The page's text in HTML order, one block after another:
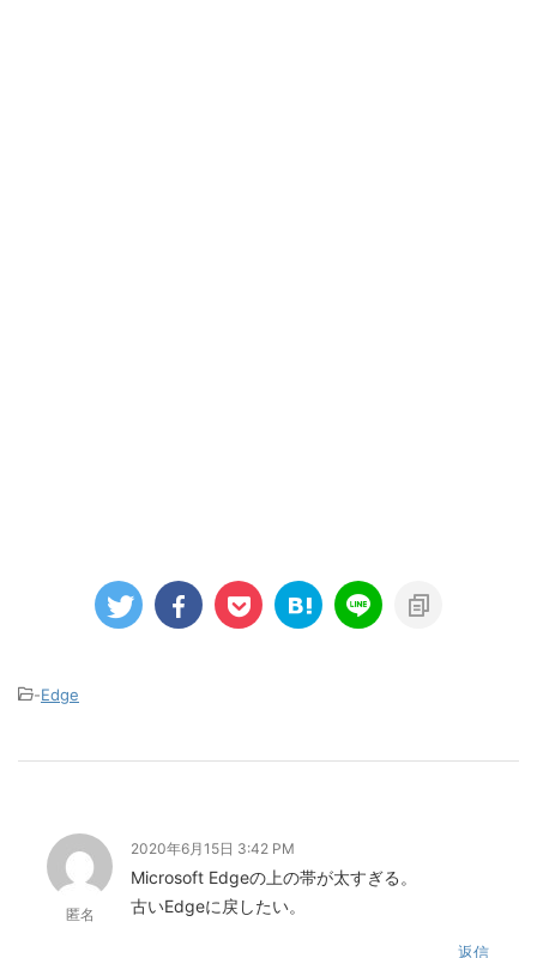
-Edge
匿名
2020年6月15日 3:42 PM
Microsoft Edgeの上の帯が太すぎる。
古いEdgeに戻したい。
返信